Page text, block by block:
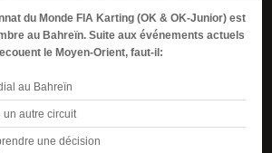
du Monde FIA Karting (OK & OK-Junior) est
au Bahreïn. Suite aux événements actuels
le Moyen-Orient, faut-il:
au Bahreïn
un autre circuit
une décision